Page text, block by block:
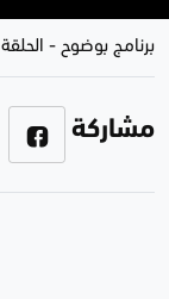
برنامج بوضوح - الحلقة 168
مشاركة